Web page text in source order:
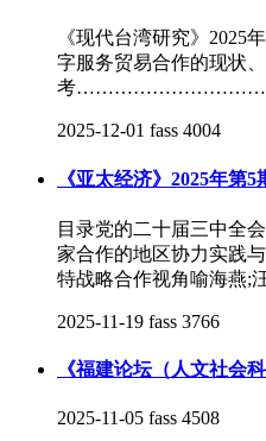
《现代台湾研究》
字服务贸易合作的现
考
2025-12-01 fass 4004
《亚太经济》2025年第5
目录党的二十届三中全
家合作的地区协力实践
特战略合作视角喻海燕;
2025-11-19 fass 3766
《福建论坛（人文社会
2025-11-05 fass 4508